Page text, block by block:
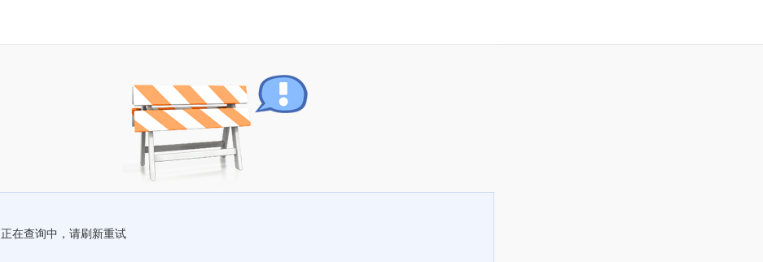
正在查询中，请刷新重试